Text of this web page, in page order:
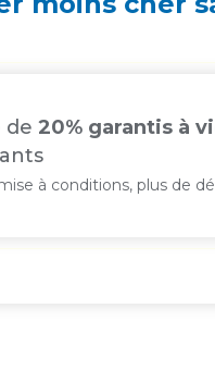
de 20% garantis à
à conditions, plus de